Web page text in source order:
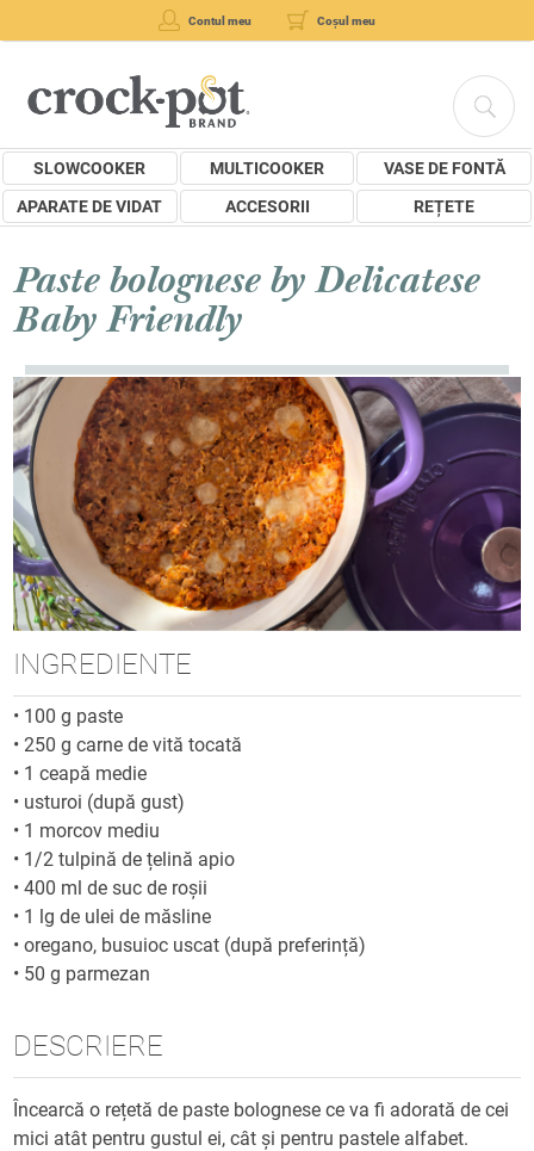
Contul meu Coșul meu
SLOWCOOKER MULTICOOKER
VASE DE FONTĂ
APARATE DE VIDAT
ACCESORII REȚETE
Paste bolognese by Delicatese
Baby Friendly
INGREDIENTE
• 100 g paste
• 250 g carne de vită tocată
• 1 ceapă medie
• usturoi (după gust)
• 1 morcov mediu
• 1/2 tulpină de țelină apio
•400 ml de suc de roșii
• 1 lg de ulei de măsline
•oregano, busuioc uscat (după preferință)
• 50 g parmezan
DESCRIERE
Încearcă o rețetă de paste bolognese ce va fi adorată de cei
mici atât pentru gustul ei, cât și pentru pastele alfabet.